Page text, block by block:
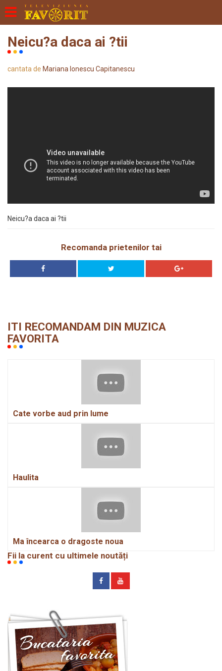
Neicu?a daca ai ?tii
cantata de Mariana Ionescu Capitanescu
Neicu?a daca ai ?tii
Recomanda prietenilor tai
ITI RECOMANDAM DIN MUZICA
FAVORITA
Cate vorbe aud prin lume
Haulita
Ma încearca o dragoste noua
Fii la curent cu ultimele noutăți